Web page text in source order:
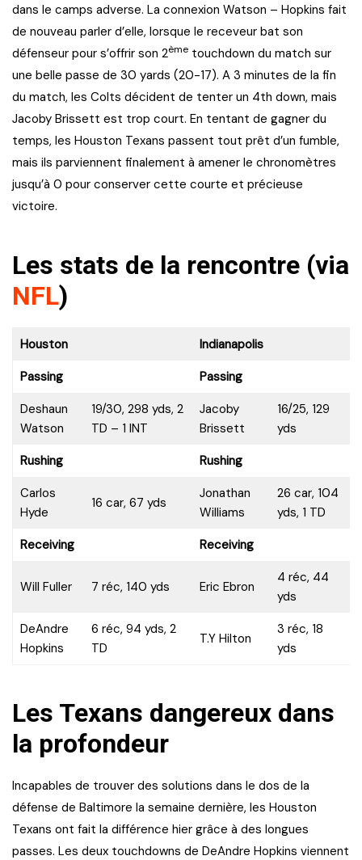
dans le camps adverse. La connexion Watson – Hopkins fait
de nouveau parler d’elle, lorsque le receveur bat son
défenseur pour s’offrir son 2ème touchdown du match sur
une belle passe de 30 yards (20-17). A 3 minutes de la fin
du match, les Colts décident de tenter un 4th down, mais
Jacoby Brissett est trop court. En tentant de gagner du
temps, les Houston Texans passent tout prêt d’un fumble,
mais ils parviennent finalement à amener le chronomètres
jusqu’à 0 pour conserver cette courte et précieuse
victoire.
Les stats de la rencontre (via
NFL)
Houston
Indianapolis
Passing
Passing
Deshaun
Watson
19/30, 298 yds, 2
TD – 1 INT
Jacoby
Brissett
16/25, 129
yds
Rushing
Rushing
Carlos
Hyde
16 car, 67 yds
Jonathan
Williams
26 car, 104
yds, 1 TD
Receiving
Receiving
Will Fuller 7 réc, 140 yds Eric Ebron
4 réc, 44
yds
DeAndre
Hopkins
6 réc, 94 yds, 2
TD
T.Y Hilton
3 réc, 18
yds
Les Texans dangereux dans
la profondeur
Incapables de trouver des solutions dans le dos de la
défense de Baltimore la semaine dernière, les Houston
Texans ont fait la différence hier grâce à des longues
passes. Les deux touchdowns de DeAndre Hopkins viennent